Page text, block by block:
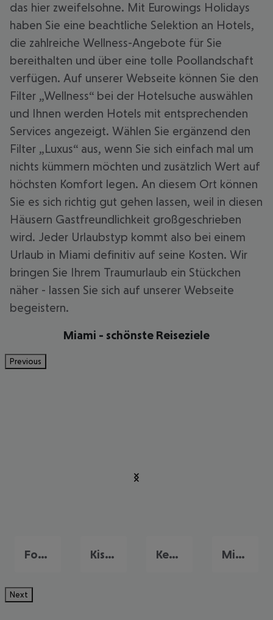
das hier zweifelsohne. Mit Eurowings Holidays
haben Sie eine beachtliche Selektion an Hotels,
die zahlreiche Wellness-Angebote für Sie
bereithalten und über eine tolle Poollandschaft
verfügen. Auf unserer Webseite können Sie den
Filter „Wellness“ bei der Hotelsuche auswählen
und Ihnen werden Hotels mit entsprechenden
Services angezeigt. Wählen Sie ergänzend den
Filter „Luxus“ aus, wenn Sie sich einfach mal um
nichts kümmern möchten und zusätzlich Wert auf
höchsten Komfort legen. An diesem Ort können
Sie es sich richtig gut gehen lassen, weil in diesen
Häusern Gastfreundlichkeit großgeschrieben
wird. Jeder Urlaubstyp kommt also bei einem
Urlaub in Miami definitiv auf seine Kosten. Wir
bringen Sie Ihrem Traumurlaub ein Stückchen
näher - lassen Sie sich auf unserer Webseite
begeistern.
Miami - schönste Reiseziele
Previous
Fort Myers Kissimmee Key West Miami Beach
Next